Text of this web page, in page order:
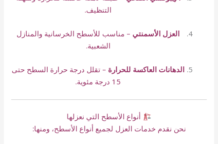
التنظيف.
العزل الأسمنتي – مناسب للأسطح الخرسانية والمنازل
الشعبية.
الدهانات العاكسة للحرارة – تقلل درجة حرارة السطح حتى
15 درجة مئوية.
أنواع الأسطح التي نعزلها
نحن نقدم خدمات العزل لجميع أنواع الأسطح، ومنها: